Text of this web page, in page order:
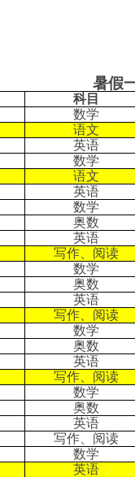
暑假
科目
数学
语文
英语
数学
语文
英语
数学
奥数
英语
写作、阅读
数学
奥数
英语
写作、阅读
数学
奥数
英语
写作、阅读
数学
奥数
英语
写作、阅读
数学
英语